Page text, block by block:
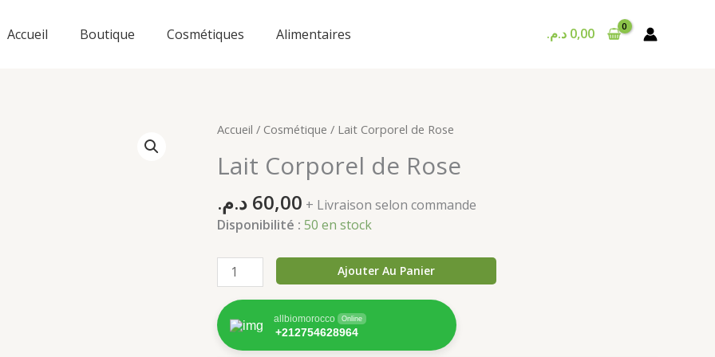
Accueil Boutique Cosmétiques Alimentaires 0,00 د.م.
Accueil / Cosmétique / Lait Corporel de Rose
Lait Corporel de Rose
60,00 د.م.
+ Livraison selon commande
Disponibilité : 50 en stock
quantité
de
Lait
Corporel
de
Ajouter Au Panier
allbiomorocco Online
+212754628964